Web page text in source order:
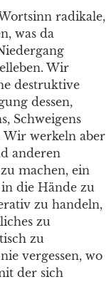
radikale,
was da
Wir
destruktive
dessen,
Schweigens
werkeln aber
anderen
machen, ein
die Hände zu
zu handeln,
zu
zu
vergessen, wo
der sich